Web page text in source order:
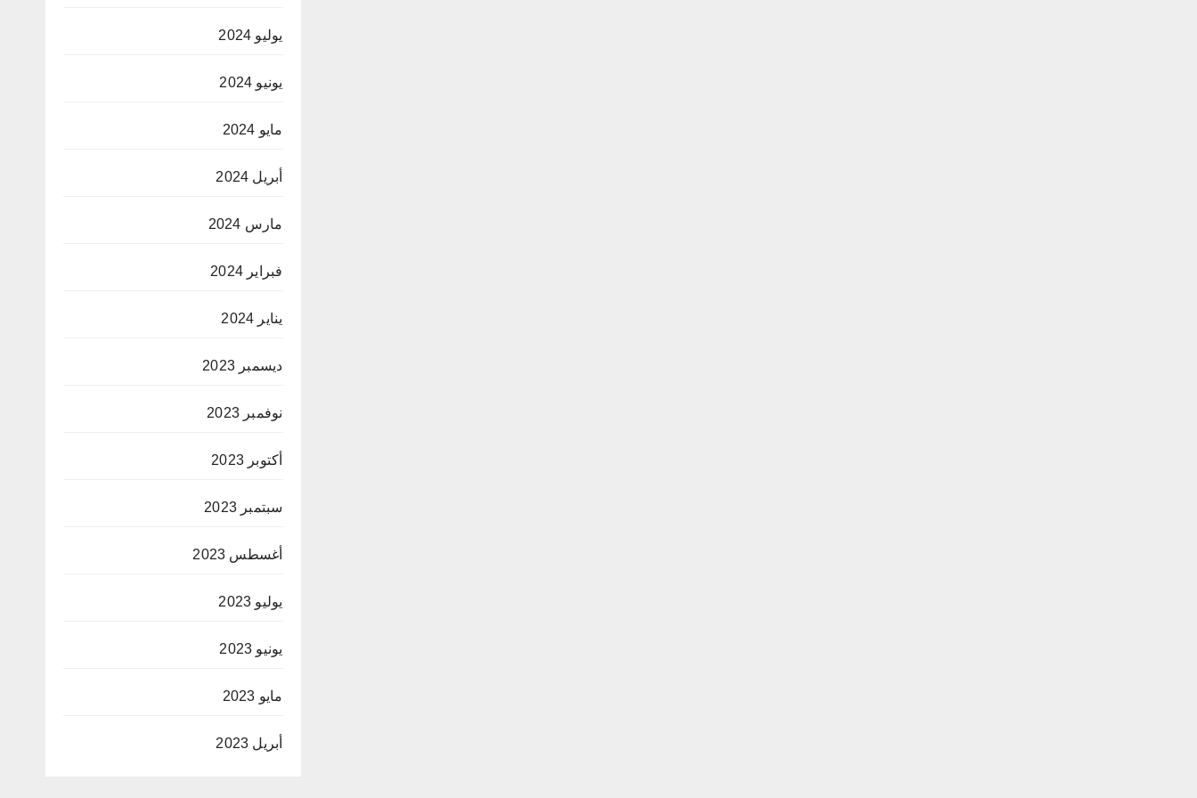
يوليو 2024
يونيو 2024
مايو 2024
أبريل 2024
مارس 2024
فبراير 2024
يناير 2024
ديسمبر 2023
نوفمبر 2023
أكتوبر 2023
سبتمبر 2023
أغسطس 2023
يوليو 2023
يونيو 2023
مايو 2023
أبريل 2023